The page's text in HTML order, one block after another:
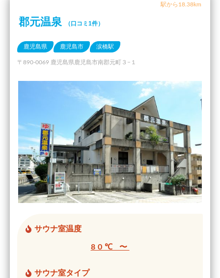
駅から18.38km
郡元温泉 （口コミ1件）
鹿児島県 鹿児島市 涙橋駅
〒890-0069 鹿児島県鹿児島市南郡元町３−１
サウナ室温度
80℃ 〜
サウナ室タイプ